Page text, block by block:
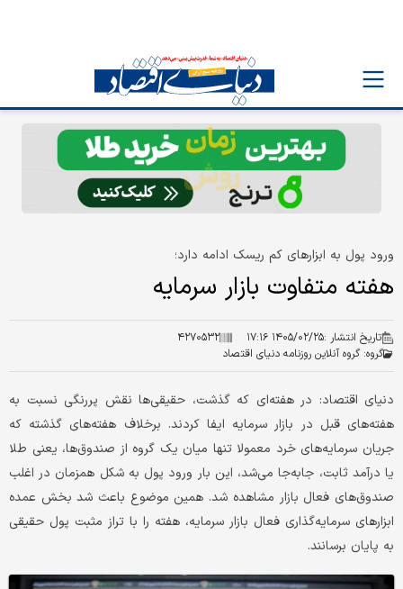
ورود پول به ابزارهای کم ریسک ادامه دارد؛
هفته متفاوت بازار سرمایه
تاریخ انتشار :۱۴۰۵/۰۲/۲۵ ۱۷:۱۶
۴۲۷۰۵۳۲
گروه: گروه آنلاین روزنامه دنیای اقتصاد
دنیای اقتصاد: در هفته‌ای که گذشت، حقیقی‌ها نقش پررنگی نسبت به
هفته‌های قبل در بازار سرمایه ایفا کردند. برخلاف هفته‌های گذشته که
جریان سرمایه‌های خرد معمولا تنها میان یک گروه از صندوق‌ها، یعنی طلا
یا درآمد ثابت، جابه‌جا می‌شد، این بار ورود پول به شکل همزمان در اغلب
صندوق‌های فعال بازار مشاهده شد. همین موضوع باعث شد بخش عمده
ابزارهای سرمایه‌گذاری فعال بازار سرمایه، هفته را با تراز مثبت پول حقیقی
به پایان برسانند.